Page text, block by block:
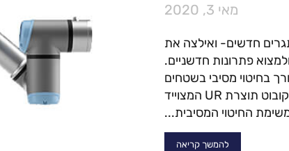
מאי 3, 2020
חדשים- ואילצה את
פתרונות חדשניים.
בחיטוי מסיבי בשטחים
נרחבים, והפתרון? הוא הגיע בצורת קובוט תוצרת UR המצוייד
החיטוי המסיבית...
להמשך קריאה